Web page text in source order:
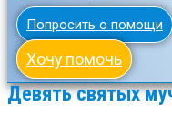
Попросить о помощи
Хочу помочь
Девять святых